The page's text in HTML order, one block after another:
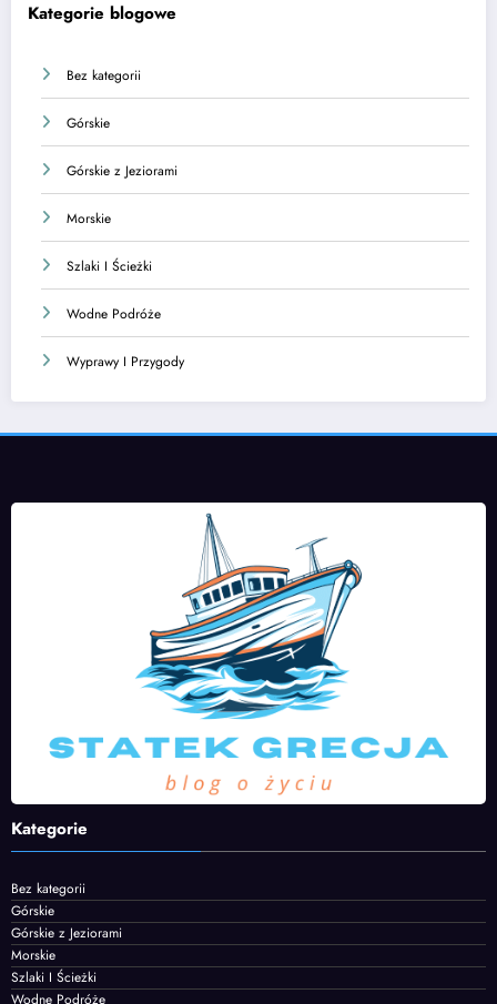
Kategorie blogowe
Bez kategorii
Górskie
Górskie z Jeziorami
Morskie
Szlaki I Ścieżki
Wodne Podróże
Wyprawy I Przygody
Kategorie
Bez kategorii
Górskie
Górskie z Jeziorami
Morskie
Szlaki I Ścieżki
Wodne Podróże